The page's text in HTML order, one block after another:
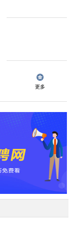
更多